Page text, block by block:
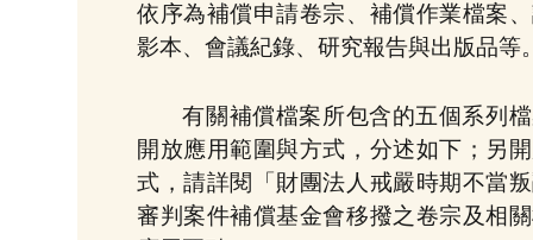
依序為補償申請卷宗、補償作業檔案
影本、會議紀錄、研究報告與出版品等
有關補償檔案所包含的五個系列
開放應用範圍與方式，分述如下；另
式，請詳閱「財團法人戒嚴時期不當
審判案件補償基金會移撥之卷宗及相